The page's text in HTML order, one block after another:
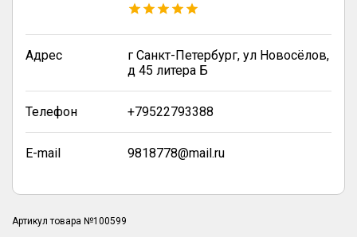
Адрес
г Санкт-Петербург, ул Новосёлов,
д 45 литера Б
Телефон +79522793388
E-mail 9818778@mail.ru
Артикул товара №100599